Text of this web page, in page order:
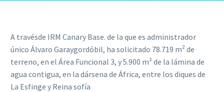
A travésde IRM Canary Base. de la que es administrador
único Álvaro Garaygordóbil, ha solicitado 78.719 m² de
terreno, en el Área Funcional 3, y 5.900 m² de la lámina de
agua contigua, en la dársena de África, entre los diques de
La Esfinge y Reina sofía